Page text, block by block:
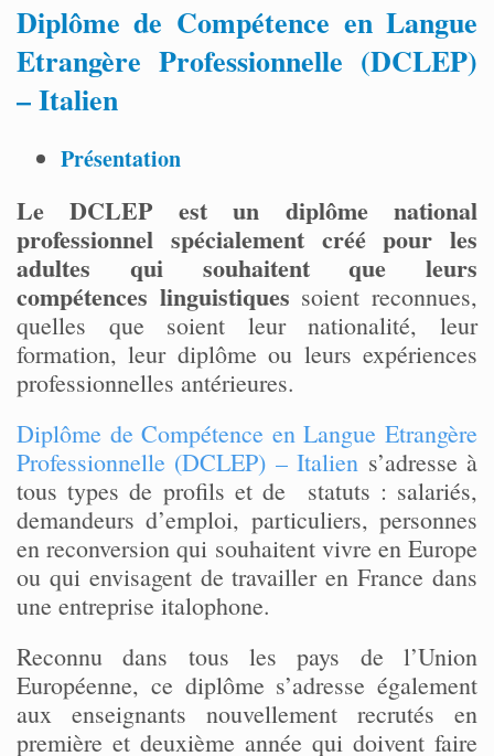
Diplôme de Compétence en Langue
Etrangère Professionnelle (DCLEP)
– Italien
Présentation
Le DCLEP est un diplôme national
professionnel spécialement créé pour les
adultes qui souhaitent que leurs
compétences linguistiques soient reconnues,
quelles que soient leur nationalité, leur
formation, leur diplôme ou leurs expériences
professionnelles antérieures.
Diplôme de Compétence en Langue Etrangère
Professionnelle (DCLEP) – Italien s’adresse à
tous types de profils et de statuts : salariés,
demandeurs d’emploi, particuliers, personnes
en reconversion qui souhaitent vivre en Europe
ou qui envisagent de travailler en France dans
une entreprise italophone.
Reconnu dans tous les pays de l’Union
Européenne, ce diplôme s’adresse également
aux enseignants nouvellement recrutés en
première et deuxième année qui doivent faire